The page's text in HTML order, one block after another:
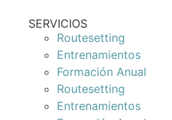
SERVICIOS
Routesetting
Entrenamientos
Formación Anual
Routesetting
Entrenamientos